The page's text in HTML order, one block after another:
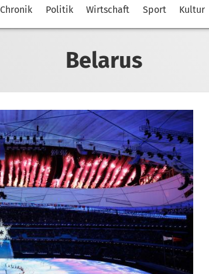
Chronik Politik Wirtschaft Sport Kultur
Belarus